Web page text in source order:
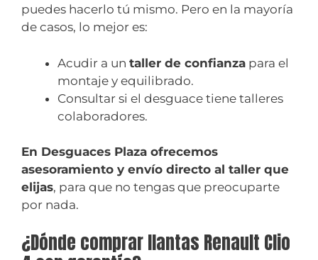
puedes hacerlo tú mismo. Pero en la mayoría
de casos, lo mejor es:
Acudir a un taller de confianza para el
montaje y equilibrado.
Consultar si el desguace tiene talleres
colaboradores.
En Desguaces Plaza ofrecemos
asesoramiento y envío directo al taller que
elijas, para que no tengas que preocuparte
por nada.
¿Dónde comprar llantas Renault Clio